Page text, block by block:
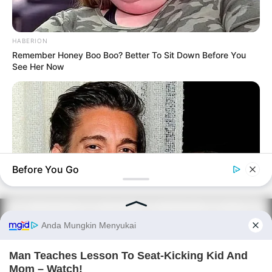
DISCLAIMER
HABERION
Remember Honey Boo Boo? Better To Sit Down Before You
See Her Now
BUZZ DAY
Before You Go